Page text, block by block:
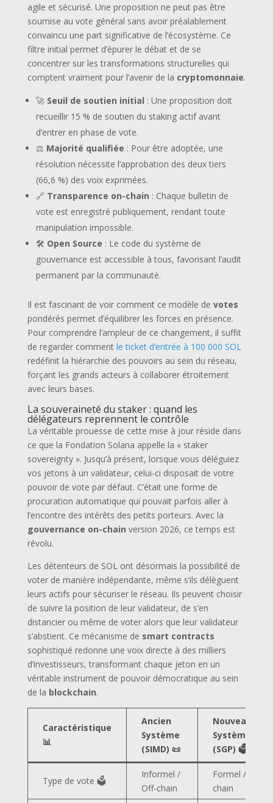
agile et sécurisé. Une proposition ne peut pas être
soumise au vote général sans avoir préalablement
convaincu une part significative de l’écosystème. Ce
filtre initial permet d’épurer le débat et de se
concentrer sur les transformations structurelles qui
comptent vraiment pour l’avenir de la cryptomonnaie.
🚀 Seuil de soutien initial : Une proposition doit
recueillir 15 % de soutien du staking actif avant
d’entrer en phase de vote.
⚖️ Majorité qualifiée : Pour être adoptée, une
résolution nécessite l’approbation des deux tiers
(66,6 %) des voix exprimées.
🔗 Transparence on-chain : Chaque bulletin de
vote est enregistré publiquement, rendant toute
manipulation impossible.
🛠️ Open Source : Le code du système de
gouvernance est accessible à tous, favorisant l’audit
permanent par la communauté.
Il est fascinant de voir comment ce modèle de votes
pondérés permet d’équilibrer les forces en présence.
Pour comprendre l’ampleur de ce changement, il suffit
de regarder comment le ticket d’entrée à 100 000 SOL
redéfinit la hiérarchie des pouvoirs au sein du réseau,
forçant les grands acteurs à collaborer étroitement
avec leurs bases.
La souveraineté du staker : quand les
délégateurs reprennent le contrôle
La véritable prouesse de cette mise à jour réside dans
ce que la Fondation Solana appelle la « staker
sovereignty ». Jusqu’à présent, lorsque vous déléguiez
vos jetons à un validateur, celui-ci disposait de votre
pouvoir de vote par défaut. C’était une forme de
procuration automatique qui pouvait parfois aller à
l’encontre des intérêts des petits porteurs. Avec la
gouvernance on-chain version 2026, ce temps est
révolu.
Les détenteurs de SOL ont désormais la possibilité de
voter de manière indépendante, même s’ils délèguent
leurs actifs pour sécuriser le réseau. Ils peuvent choisir
de suivre la position de leur validateur, de s’en
distancier ou même de voter alors que leur validateur
s’abstient. Ce mécanisme de smart contracts
sophistiqué redonne une voix directe à des milliers
d’investisseurs, transformant chaque jeton en un
véritable instrument de pouvoir démocratique au sein
de la blockchain.
Caractéristique
📊
Ancien
Système
(SIMD) 📜
Nouveau
Système
(SGP) 🗳️
Type de vote 🗳️
Informel /
Off-chain
Formel / On-
chain